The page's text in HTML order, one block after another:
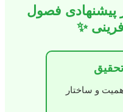
پیشنهادی فصول
✨
و ساختار